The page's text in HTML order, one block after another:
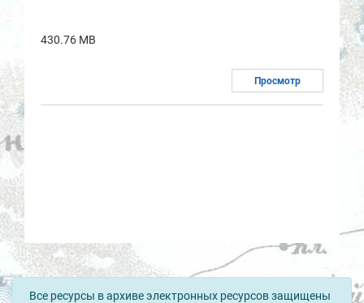
430.76 MB
Просмотр
Все ресурсы в архиве электронных ресурсов защищены